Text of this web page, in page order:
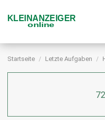
Startseite Letzte Aufgaben